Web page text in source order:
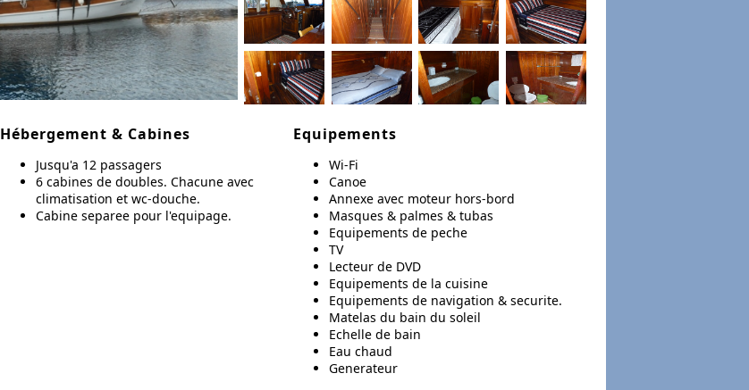
Hébergement & Cabines
Jusqu'a 12 passagers
6 cabines de doubles. Chacune avec
climatisation et wc-douche.
Cabine separee pour l'equipage.
Equipements
Wi-Fi
Canoe
Annexe avec moteur hors-bord
Masques & palmes & tubas
Equipements de peche
TV
Lecteur de DVD
Equipements de la cuisine
Equipements de navigation & securite.
Matelas du bain du soleil
Echelle de bain
Eau chaud
Generateur